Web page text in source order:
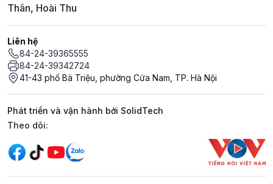
Thân, Hoài Thu
Liên hệ
84-24-39365555
84-24-39342724
41-43 phố Bà Triệu, phường Cửa Nam, TP. Hà Nội
Phát triển và vận hành bởi SolidTech
Mạng xã hội
Theo dõi: